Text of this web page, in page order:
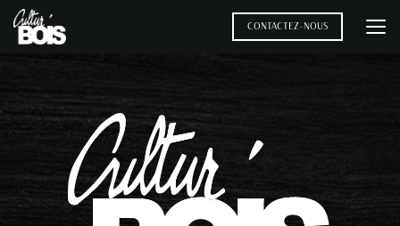
Aller
au
contenu
CONTACTEZ-NOUS